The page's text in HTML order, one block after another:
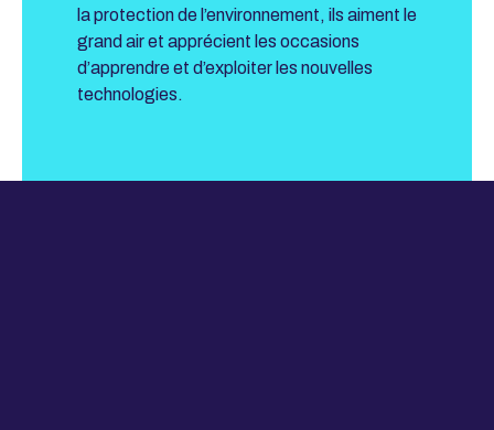
la protection de l’environnement, ils aiment le
grand air et apprécient les occasions
d’apprendre et d’exploiter les nouvelles
technologies.